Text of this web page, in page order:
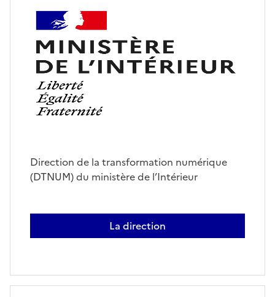
Direction de la transformation numérique
(DTNUM) du ministère de l’Intérieur
La direction